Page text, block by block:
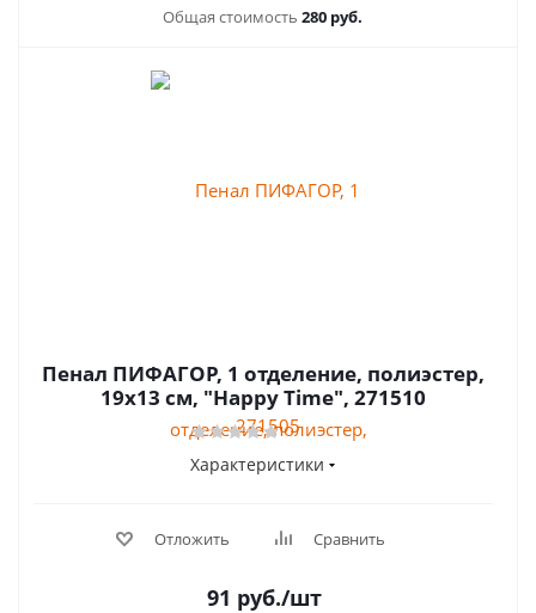
Общая стоимость 280 руб.
Пенал ПИФАГОР, 1 отделение, полиэстер,
19х13 см, "Happy Time", 271510
Характеристики
Отложить Сравнить
91 руб./шт